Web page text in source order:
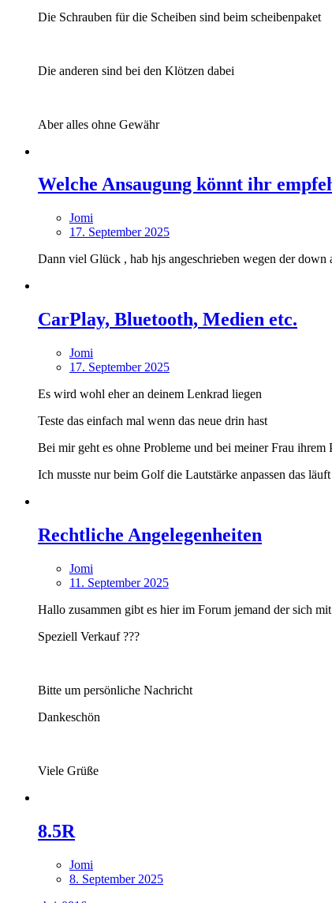
Die Schrauben für die Scheiben sind beim scheibenpaket
Die anderen sind bei den Klötzen dabei
Aber alles ohne Gewähr
Welche Ansaugung könnt ihr
Jomi
17. September 2025
Dann viel Glück , hab hjs angeschrieben wegen der
CarPlay, Bluetooth, Medien etc.
Jomi
17. September 2025
Es wird wohl eher an deinem Lenkrad liegen
Teste das einfach mal wenn das neue drin hast
Bei mir geht es ohne Probleme und bei meiner Frau ihrem
Ich musste nur beim Golf die Lautstärke anpassen das
Rechtliche Angelegenheiten
Jomi
11. September 2025
Hallo zusammen gibt es hier im Forum jemand der sich
Speziell Verkauf ???
Bitte um persönliche Nachricht
Dankeschön
Viele Grüße
8.5R
Jomi
8. September 2025